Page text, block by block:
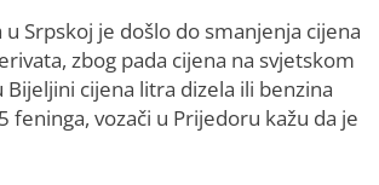
u Srpskoj je došlo do smanjenja cijena
zbog pada cijena na svjetskom
cijena litra dizela ili benzina
feninga, vozači u Prijedoru kažu da je